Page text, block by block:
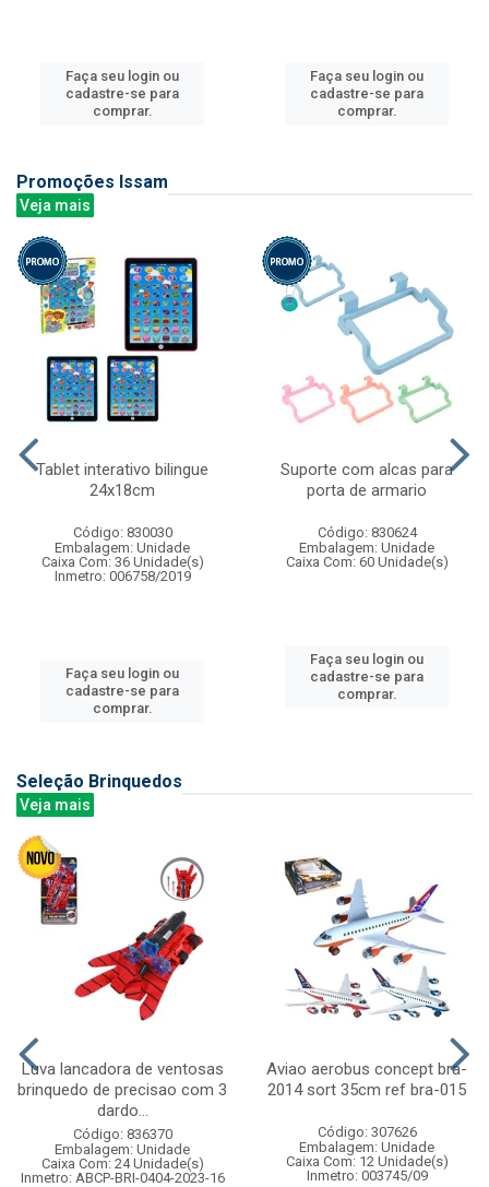
Faça seu login ou
cadastre-se para
comprar.
Faça seu login ou
cadastre-se para
comprar.
Promoções Issam
Veja mais
Tablet interativo bilingue
24x18cm
Código: 830030
Embalagem: Unidade
Caixa Com: 36 Unidade(s)
Inmetro: 006758/2019
Faça seu login ou
cadastre-se para
comprar.
Suporte com alcas para
porta de armario
Código: 830624
Embalagem: Unidade
Caixa Com: 60 Unidade(s)
Faça seu login ou
cadastre-se para
comprar.
Seleção Brinquedos
Veja mais
Luva lancadora de ventosas
brinquedo de precisao com 3
dardo...
Código: 836370
Embalagem: Unidade
Caixa Com: 24 Unidade(s)
Inmetro: ABCP-BRI-0404-2023-16
Aviao aerobus concept bra-
2014 sort 35cm ref bra-015
Código: 307626
Embalagem: Unidade
Caixa Com: 12 Unidade(s)
Inmetro: 003745/09